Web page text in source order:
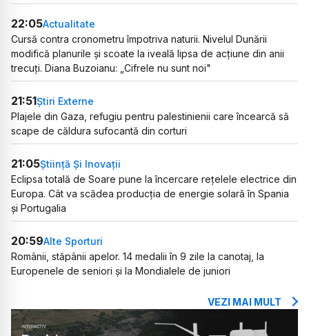
22:05Actualitate
Cursă contra cronometru împotriva naturii. Nivelul Dunării
modifică planurile și scoate la iveală lipsa de acțiune din anii
trecuți. Diana Buzoianu: „Cifrele nu sunt noi"
21:51Știri Externe
Plajele din Gaza, refugiu pentru palestinienii care încearcă să
scape de căldura sufocantă din corturi
21:05Știință Și Inovații
Eclipsa totală de Soare pune la încercare rețelele electrice din
Europa. Cât va scădea producția de energie solară în Spania
și Portugalia
20:59Alte Sporturi
Românii, stăpânii apelor. 14 medalii în 9 zile la canotaj, la
Europenele de seniori și la Mondialele de juniori
VEZI MAI MULT